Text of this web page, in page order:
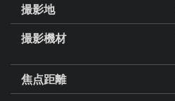
撮影地
撮影機材
焦点距離